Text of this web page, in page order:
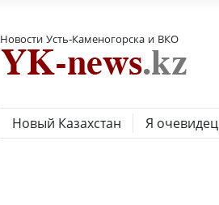
Новости Усть-Каменогорска и ВКО
Новый Казахстан Я очевидец